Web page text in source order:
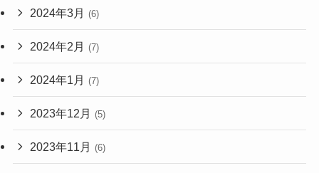
2024年3月 (6)
2024年2月 (7)
2024年1月 (7)
2023年12月 (5)
2023年11月 (6)